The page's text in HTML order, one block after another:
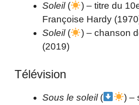
Soleil (
) – titre du
Françoise Hardy
Soleil(
) – chanson
(2019)
Télévision
Sous le soleil(
) –